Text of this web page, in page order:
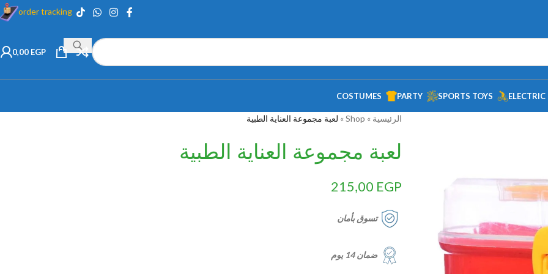
order tracking
0,00 EGP
ELECTRIC
SPORTS TOYS
PARTY
COSTUMES
الرئيسية »
Shop
» لعبة مجموعة العناية الطبية
لعبة مجموعة العناية الطبية
215,00 EGP
تسوق بأمان
ضمان 14 يوم